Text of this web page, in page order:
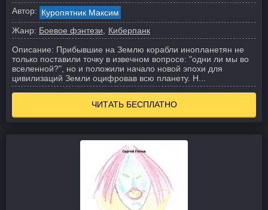
Автор: Куропятник Максим
Жанр: Боевое фэнтези
Киберпанк
Описание: Прибывшие на Землю корабли инопланетян не
только поставили точку в извечном вопросе: "одни ли мы во
вселенной?", но и положили начало новой эпохи для
цивилизаций Земли оцифровав всю планету. Н...
ЧИТАТЬ БЕСПЛАТНО